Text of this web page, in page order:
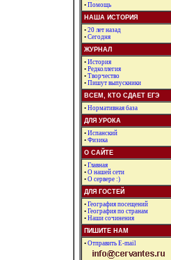
• Помощь
НАША ИСТОРИЯ
• 20 лет назад
• Сегодня
ЖУРНАЛ
• История
• Редколлегия
• Творчество
• Пишут выпускники
ВСЕМ, КТО СДАЕТ ЕГЭ
• Нормативная база
ДЛЯ УРОКА
• Испанский
• Физика
О САЙТЕ
• Главная
• О нашей сети
• О сервере :)
ДЛЯ ГОСТЕЙ
• География посещений
• География по странам
• Наши сочинения
ПИШИТЕ НАМ
• Отправить E-mail